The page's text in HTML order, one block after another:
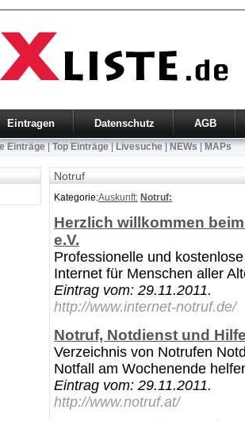
Eintragen Datenschutz AGB
Einträge|Top Einträge|Livesuche|NEWs|MAPs
Notruf
Kategorie:Auskunft: Notruf:
Herzlich willkommen
e.V.
Professionelle und
Internet für Menschen aller
Eintrag vom: 29.11.2011.
http://www.internet-notruf.de/
Notruf, Notdienst und
Verzeichnis von Notrufen
Notfall am Wochenende
Eintrag vom: 29.11.2011.
http://www.notruf.at/